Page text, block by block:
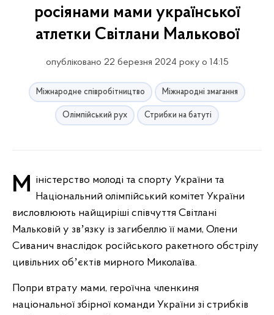
росіянами мами української
атлетки Світлани Малькової
опубліковано 22 березня 2024 року о 14:15
Міжнародне співробітництво Міжнародні змагання
Олімпійський рух Стрибки на батуті
Міністерство молоді та спорту України та Національний олімпійський комітет України
висловлюють найщиріші співчуття Світлані
Мальковій у звʼязку із загибеллю її мами, Олени
Сиванич внаслідок російського ракетного обстрілу
цивільних обʼєктів мирного Миколаїва.
Попри втрату мами, героїчна членкиня
національної збірної команди України зі стрибків